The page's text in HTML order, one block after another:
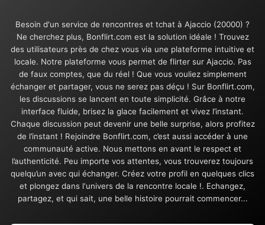
Besoin d'un service de rencontres et tchat à Ajaccio (20000) ?
Ne cherchez plus, Bonflirt.com est la solution idéale ! Trouvez
des utilisateurs près de chez vous via une plateforme intuitive et
locale. Notre plateforme vous permet de flirter sur Ajaccio. Pas
de faux comptes, que du réel ! Que vous vouliez simplement
échanger et partager, vous ne serez pas déçu ! Sur Bonflirt.com,
les discussions se lancent en toute simplicité. Grâce à notre
interface fluide, brisez la glace facilement et vivez l’instant.
Chaque discussion peut devenir une belle surprise, alors profitez
de l’instant ! Rejoindre Bonflirt.com, c’est aussi accéder à une
communauté active. Nous mettons en avant le respect et
l’authenticité. Peu importe vos attentes, vous trouverez toujours
quelqu’un avec qui échanger. Créez votre profil en quelques clics
et plongez dans l'univers de la rencontre locale !. Echangez,
partagez, et qui sait, une belle histoire pourrait commencer...